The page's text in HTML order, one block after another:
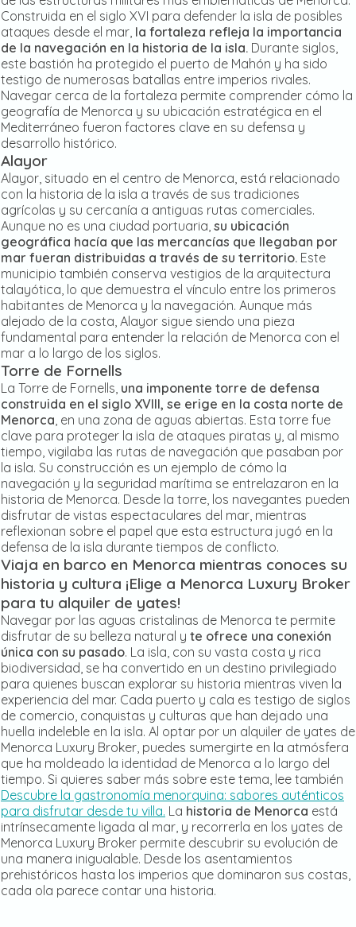
Construida en el siglo XVI para defender la isla de posibles
ataques desde el mar, la fortaleza refleja la importancia
de la navegación en la historia de la isla. Durante siglos,
este bastión ha protegido el puerto de Mahón y ha sido
testigo de numerosas batallas entre imperios rivales.
Navegar cerca de la fortaleza permite comprender cómo la
geografía de Menorca y su ubicación estratégica en el
Mediterráneo fueron factores clave en su defensa y
desarrollo histórico.
Alayor
Alayor, situado en el centro de Menorca, está relacionado
con la historia de la isla a través de sus tradiciones
agrícolas y su cercanía a antiguas rutas comerciales.
Aunque no es una ciudad portuaria, su ubicación
geográfica hacía que las mercancías que llegaban por
mar fueran distribuidas a través de su territorio. Este
municipio también conserva vestigios de la arquitectura
talayótica, lo que demuestra el vínculo entre los primeros
habitantes de Menorca y la navegación. Aunque más
alejado de la costa, Alayor sigue siendo una pieza
fundamental para entender la relación de Menorca con el
mar a lo largo de los siglos.
Torre de Fornells
La Torre de Fornells, una imponente torre de defensa
construida en el siglo XVIII, se erige en la costa norte de
Menorca, en una zona de aguas abiertas. Esta torre fue
clave para proteger la isla de ataques piratas y, al mismo
tiempo, vigilaba las rutas de navegación que pasaban por
la isla. Su construcción es un ejemplo de cómo la
navegación y la seguridad marítima se entrelazaron en la
historia de Menorca. Desde la torre, los navegantes pueden
disfrutar de vistas espectaculares del mar, mientras
reflexionan sobre el papel que esta estructura jugó en la
defensa de la isla durante tiempos de conflicto.
Viaja en barco en Menorca mientras conoces su
historia y cultura ¡Elige a Menorca Luxury Broker
para tu alquiler de yates!
Navegar por las aguas cristalinas de Menorca te permite
disfrutar de su belleza natural y te ofrece una conexión
única con su pasado. La isla, con su vasta costa y rica
biodiversidad, se ha convertido en un destino privilegiado
para quienes buscan explorar su historia mientras viven la
experiencia del mar. Cada puerto y cala es testigo de siglos
de comercio, conquistas y culturas que han dejado una
huella indeleble en la isla. Al optar por un alquiler de yates de
Menorca Luxury Broker, puedes sumergirte en la atmósfera
que ha moldeado la identidad de Menorca a lo largo del
tiempo. Si quieres saber más sobre este tema, lee también
Descubre la gastronomía menorquina: sabores auténticos
para disfrutar desde tu villa. La historia de Menorca está
intrínsecamente ligada al mar, y recorrerla en los yates de
Menorca Luxury Broker permite descubrir su evolución de
una manera inigualable. Desde los asentamientos
prehistóricos hasta los imperios que dominaron sus costas,
cada ola parece contar una historia.